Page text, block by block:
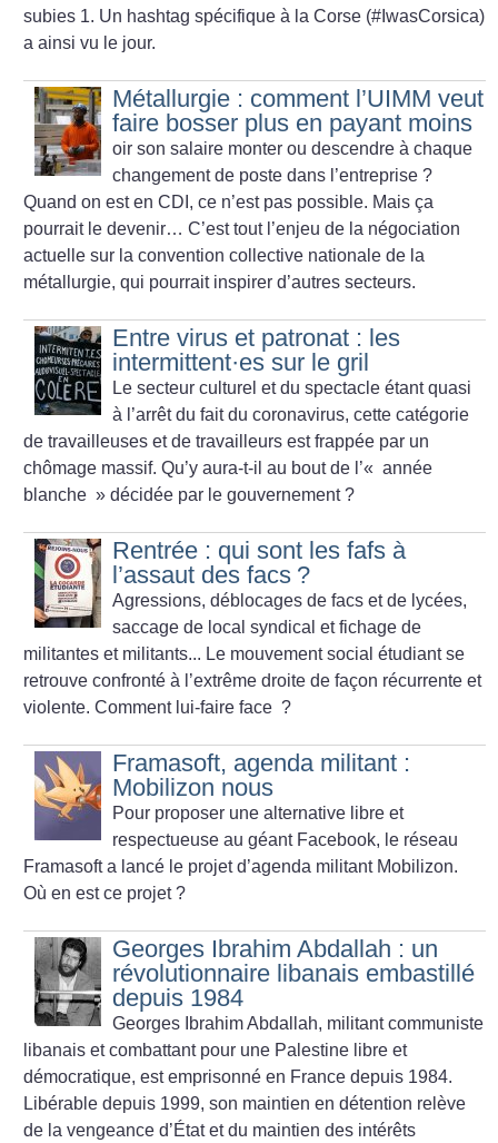
subies 1. Un hashtag spécifique à la Corse (#IwasCorsica)
a ainsi vu le jour.
Métallurgie : comment l’UIMM veut
faire bosser plus en payant moins
oir son salaire monter ou descendre à chaque
changement de poste dans l’entreprise ?
Quand on est en CDI, ce n’est pas possible. Mais ça
pourrait le devenir… C’est tout l’enjeu de la négociation
actuelle sur la convention collective nationale de la
métallurgie, qui pourrait inspirer d’autres secteurs.
Entre virus et patronat : les
intermittent·es sur le gril
Le secteur culturel et du spectacle étant quasi
à l’arrêt dufait du coronavirus, cette catégorie
de travailleuses et de ­travailleurs est frappée par un
chômage massif. Qu’y aura-t-il au bout de l’« année
blanche » décidée par le gouvernement ?
Rentrée : qui sont les fafs à
l’assaut des facs ?
Agressions, déblocages de facs et de lycées,
saccage de local syndical et fichage de
militantes et militants... Le mouvement social étudiant se
retrouve confronté à l’extrême droite de façon récurrente et
violente. Comment lui-faire face ?
Framasoft, agenda militant :
Mobilizon nous
Pour proposer une alternative libre et
respectueuse au géant Facebook, le réseau
Framasoft a lancé le projet d’agenda militant Mobilizon.
Où en est ce projet ?
Georges Ibrahim Abdallah : un
révolutionnaire libanais embastillé
depuis 1984
Georges Ibrahim Abdallah, militant communiste
libanais et combattant pour une Palestine libre et
démocratique, est emprisonné en France depuis 1984.
Libérable depuis 1999, son maintien en détention relève
de la vengeance d’État et du maintien des intérêts